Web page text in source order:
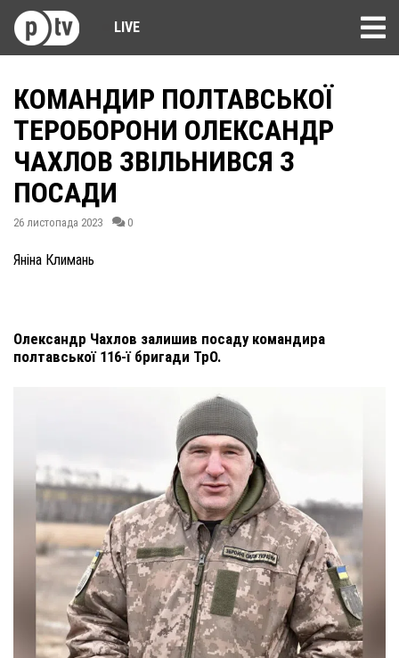
LIVE
КОМАНДИР ПОЛТАВСЬКОЇ
ТЕРОБОРОНИ ОЛЕКСАНДР
ЧАХЛОВ ЗВІЛЬНИВСЯ З
ПОСАДИ
26 листопада 2023 0
Яніна Климань
Олександр Чахлов залишив посаду командира
полтавської 116-ї бригади ТрО.